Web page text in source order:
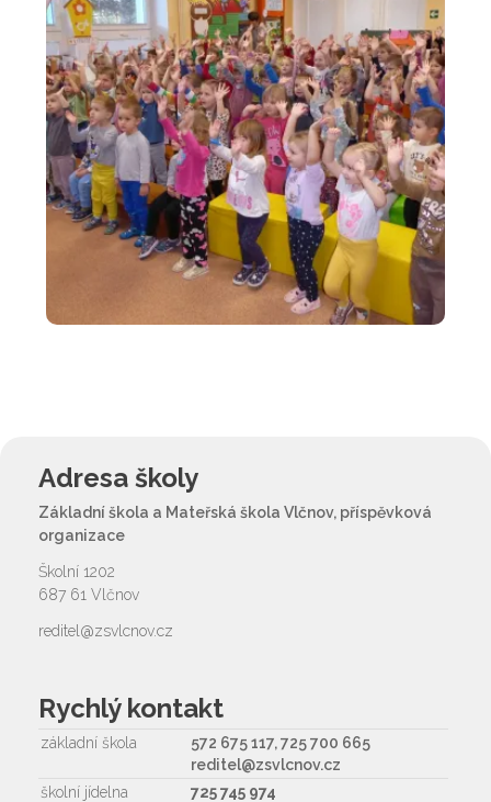
Adresa školy
Základní škola a Mateřská škola Vlčnov, příspěvková
organizace
Školní 1202
687 61 Vlčnov
reditel@zsvlcnov.cz
Rychlý kontakt
základní škola
572 675 117, 725 700 665
reditel@zsvlcnov.cz
školní jídelna
725 745 974